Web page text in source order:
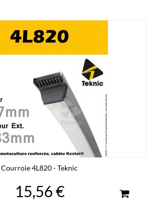
Courroie 4L820 - Teknic
15,56 €